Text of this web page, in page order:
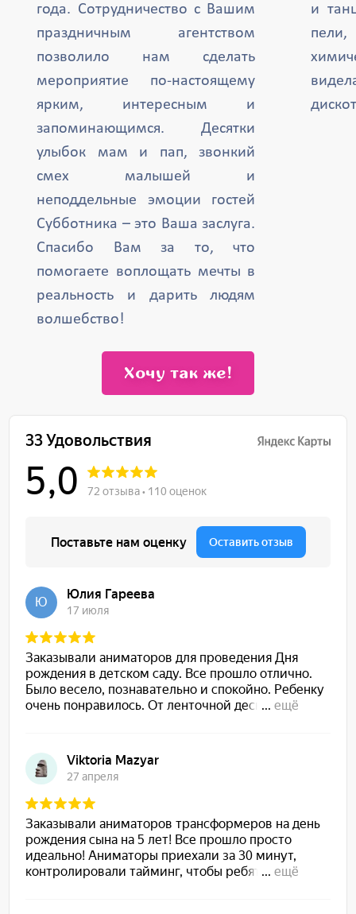
года. Сотрудничество с Вашим
праздничным агентством
позволило нам сделать
мероприятие по-настоящему
ярким, интересным и
запоминающимся. Десятки
улыбок мам и пап, звонкий
смех малышей и
неподдельные эмоции гостей
Субботника – это Ваша заслуга.
Спасибо Вам за то, что
помогаете воплощать мечты в
реальность и дарить людям
волшебство!
и
Хочу так же!